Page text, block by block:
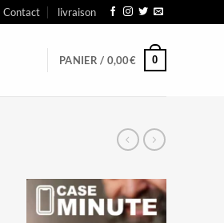
Contact livraison
PANIER / 0,00€ 0